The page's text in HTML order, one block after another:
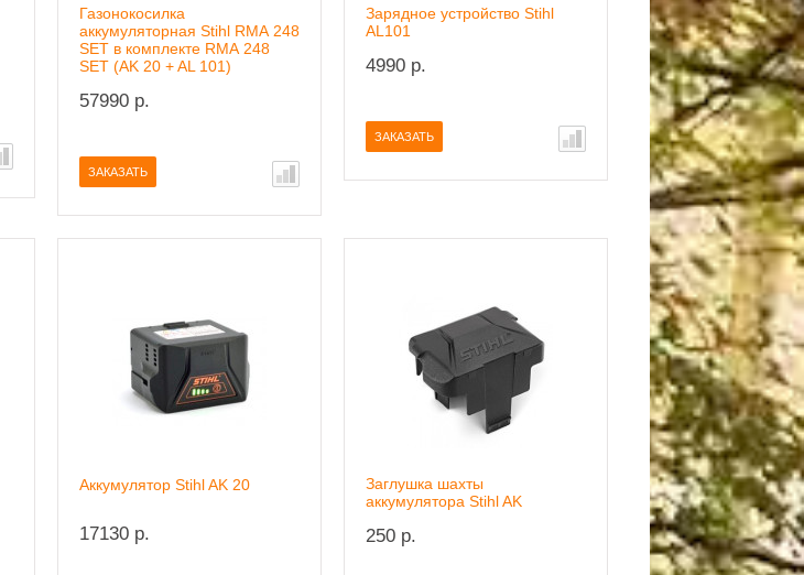
Газонокосилка
аккумуляторная Stihl RМА 248
SET в комплекте RМА 248
SET (AK 20 + AL 101)
57990 р.
ЗАКАЗАТЬ
Зарядное устройство Stihl
AL101
4990 р.
ЗАКАЗАТЬ
Аккумулятор Stihl AK 20
17130 р.
Заглушка шахты
аккумулятора Stihl AK
250 р.